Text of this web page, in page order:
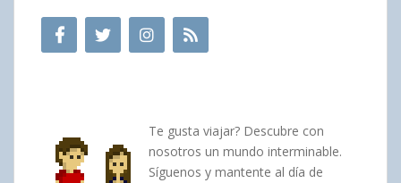
Te gusta viajar? Descubre con
nosotros un mundo interminable.
Síguenos y mantente al día de